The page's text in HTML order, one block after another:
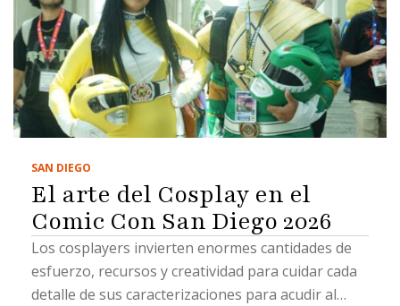
SAN DIEGO
El arte del Cosplay en el
Comic Con San Diego 2026
Los cosplayers invierten enormes cantidades de
esfuerzo, recursos y creatividad para cuidar cada
detalle de sus caracterizaciones para acudir al